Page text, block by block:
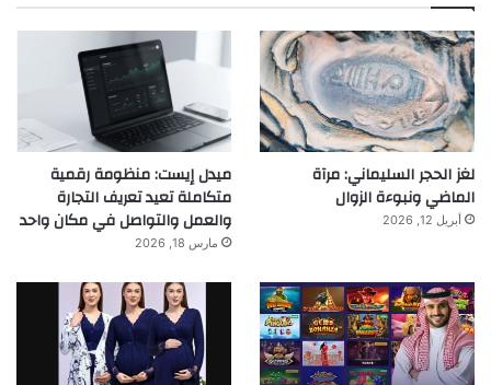
لغز الحجر السليماني: مرآة
الماضي ونبوءة الزوال
أبريل 12, 2026
ميدل إيست: منظومة رقمية
متكاملة تعيد تعريف التجارة
والعمل والتواصل في مكان واحد
مارس 18, 2026